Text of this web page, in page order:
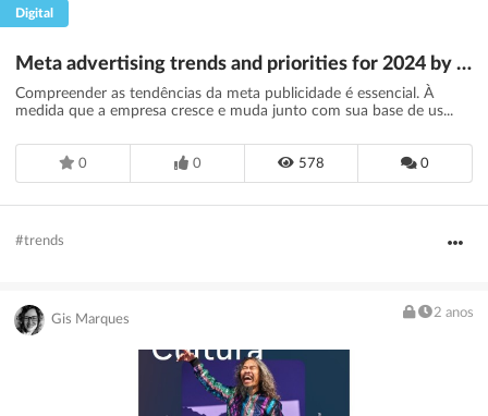
Digital
Meta advertising trends and priorities for 2024 by illumin
Compreender as tendências da meta publicidade é essencial. À
medida que a empresa cresce e muda junto com sua base de us...
0 0 578 0
#trends
Gis Marques 2 anos